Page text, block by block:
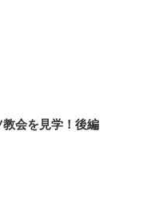
会を見学！後編